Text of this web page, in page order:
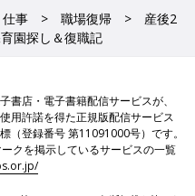
仕事 職場復帰
産後2
園探し＆復職記
書店・電子書籍配信サービスが、
用許諾を得た正規版配信サービス
（登録番号 第11091000号）です。
クを掲示しているサービスの一覧